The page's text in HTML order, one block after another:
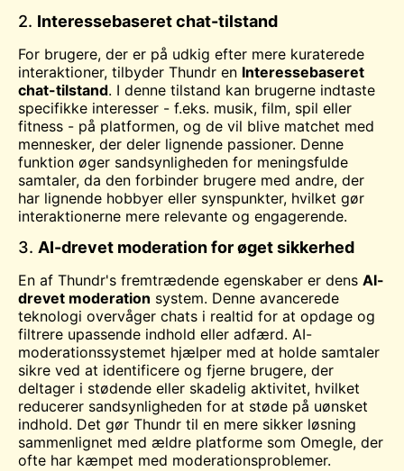
2. Interessebaseret chat-tilstand
For brugere, der er på udkig efter mere kuraterede
interaktioner, tilbyder Thundr en Interessebaseret
chat-tilstand. I denne tilstand kan brugerne indtaste
specifikke interesser - f.eks. musik, film, spil eller
fitness - på platformen, og de vil blive matchet med
mennesker, der deler lignende passioner. Denne
funktion øger sandsynligheden for meningsfulde
samtaler, da den forbinder brugere med andre, der
har lignende hobbyer eller synspunkter, hvilket gør
interaktionerne mere relevante og engagerende.
3. AI-drevet moderation for øget sikkerhed
En af Thundr's fremtrædende egenskaber er dens AI-
drevet moderation system. Denne avancerede
teknologi overvåger chats i realtid for at opdage og
filtrere upassende indhold eller adfærd. AI-
moderationssystemet hjælper med at holde samtaler
sikre ved at identificere og fjerne brugere, der
deltager i stødende eller skadelig aktivitet, hvilket
reducerer sandsynligheden for at støde på uønsket
indhold. Det gør Thundr til en mere sikker løsning
sammenlignet med ældre platforme som Omegle, der
ofte har kæmpet med moderationsproblemer.